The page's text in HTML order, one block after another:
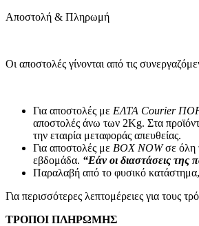
Ψηφιακές
Τηλεχειριστήρια TV
CD Players/Hi-Fi
MP3 & MP4 Players
Φορητά ηχεία
Αξεσουάρ Εικόνας &
CD/DVD Δίσκοι
Ακουστικά
Μετατροπείς
Μικρόφωνα
Βάσεις TV & Ηχείων
Αποστολή & Πληρωμή
Οι αποστολές γίνονται από τις
Για αποστολές με ΕΛΤΑ Courier
αποστολές άνω των 2Κg. Στα
την εταιρία μεταφοράς απευθείας.
Για αποστολές με BOX NOWσε όλη
εβδομάδα. “Εάν οι διαστάσεις της
Παραλαβή από το φυσικό
Για περισσότερες λεπτομέρειες για τους
ΤΡΟΠΟΙ ΠΛΗΡΩΜΗΣ